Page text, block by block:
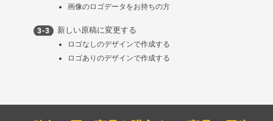
画像のロゴデータをお持ちの方
新しい原稿に変更する
ロゴなしのデザインで作成する
ロゴありのデザインで作成する